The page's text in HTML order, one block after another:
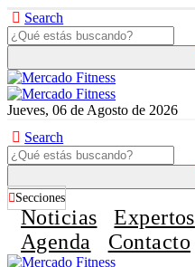
Search
Jueves, 06 de Agosto de 2026
Search
Secciones
Noticias Expertos
Agenda
Contacto